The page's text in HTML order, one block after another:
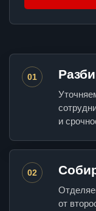
01
и
02
от